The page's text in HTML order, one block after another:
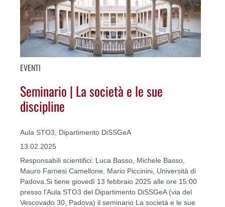
EVENTI
Seminario | La società e le sue
discipline
Aula STO3, Dipartimento DiSSGeA
13.02.2025
Responsabili scientifici: Luca Basso, Michele Basso,
Mauro Farnesi Camellone, Mario Piccinini, Università di
Padova.Si tiene giovedì 13 febbraio 2025 alle ore 15:00
presso l'Aula STO3 del Dipartimento DiSSGeA (via del
Vescovado 30, Padova) il seminario La società e le sue